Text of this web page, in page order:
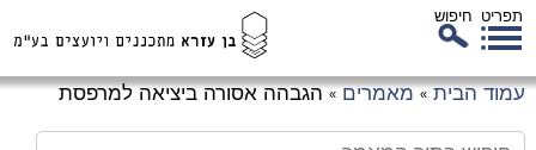
תפריט חיפוש
עמוד הבית » מאמרים » הגבהה אסורה ביציאה למרפסת